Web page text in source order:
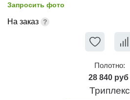
Запросить фото
На заказ
Полотно:
28 840 руб
Триплекс